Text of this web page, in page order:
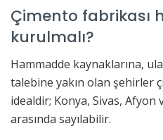
Çimento fabrikası
kurulmalı?
Hammadde kaynaklarına,
talebine yakın olan şehirler
idealdir; Konya, Sivas,
arasında sayılabilir.